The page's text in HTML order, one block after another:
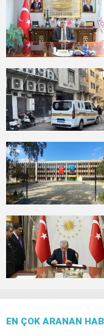
EN ÇOK ARANAN